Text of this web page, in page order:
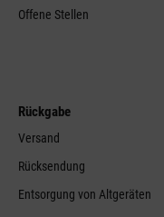
Offene Stellen
Rückgabe
Versand
Rücksendung
Entsorgung von Altgeräten